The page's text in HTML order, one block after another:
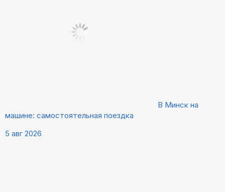
В Минск на
машине: самостоятельная поездка
5 авг 2026